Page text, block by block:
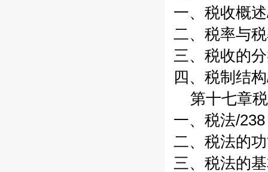
一、税收概
二、税率与
三、税收的
四、税制结
第十七章
一、税法/238
二、税法的
三、税法的